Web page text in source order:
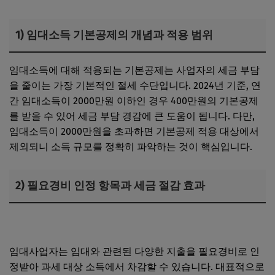
1) 임대소득 기본공제의 개념과 적용 범위
임대소득에 대해 적용되는 기본공제는 사업자의 세금 부담
을 줄이는 가장 기본적인 절세 수단입니다. 2024년 기준, 연
간 임대소득이 2000만원 이하인 경우 400만원의 기본공제
를 받을 수 있어 세금 부담 경감에 큰 도움이 됩니다. 다만,
임대소득이 2000만원을 초과하면 기본공제 적용 대상에서
제외되니 소득 규모를 정확히 파악하는 것이 핵심입니다.
2) 필요경비 인정 항목과 세금 절감 효과
임대사업자는 임대와 관련된 다양한 지출을 필요경비로 인
정받아 과세 대상 소득에서 차감할 수 있습니다. 대표적으로